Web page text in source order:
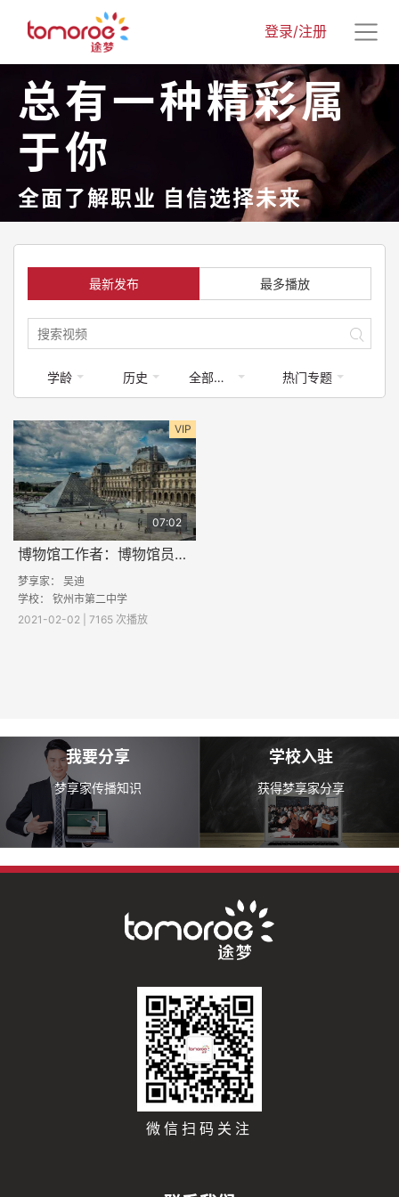
登录/注册
总有一种精彩属
于你
全面了解职业 自信选择未来
最新发布 最多播放
学龄 历史 全部梦享家 热门专题
VIP
07:02
博物馆工作者：博物馆员的酷与苦
梦享家： 吴迪
学校： 钦州市第二中学
2021-02-02 | 7165 次播放
我要分享
梦享家传播知识
学校入驻
获得梦享家分享
微信扫码关注